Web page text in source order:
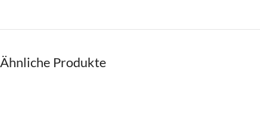
Ähnliche Produkte